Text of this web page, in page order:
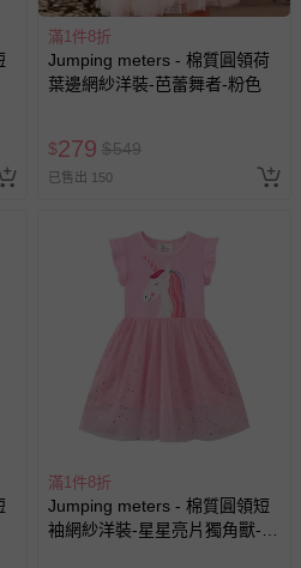
商品必須是未經使用的全新狀態，
文件及贈品等。
>『已出貨』中查詢該筆訂單，
進行申請。若有相關退貨問題，請
動，如因部份退貨，而該訂單保
以原價計算，活動贈品亦需一併退
法的規定，不適用七天鑑賞期/猶
生日書、姓名貼等）。
滿1件8折
Jumping meters - 棉質圓領荷
葉邊網紗洋裝-芭蕾舞者-粉色
$279 $549
已售出 150
滿1件8折
Jumping meters - 棉質圓領短
袖網紗洋裝-星星亮片獨角獸-粉